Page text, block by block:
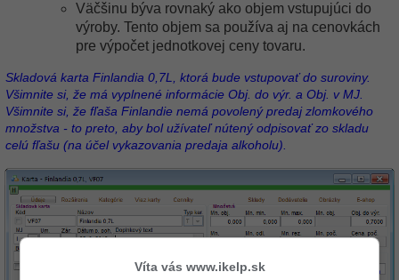
Väčšinu býva rovnaký ako objem vstupujúci do
výroby. Tento objem sa používa aj na cenovkách
pre výpočet jednotkovej ceny tovaru.
Skladová karta Finlandia 0,7L, ktorá bude vstupovať do suroviny.
Všimnite si, že má vyplnené informácie Obj. do výr. a Obj. v MJ.
Všimnite si, že fľaša Finlandie nemá povolený predaj zlomkového
množstva - to preto, aby bol užívateľ nútený odpisovať zo skladu
celú fľašu (na účel vykazovania predaja alkoholu).
Víta vás www.ikelp.sk